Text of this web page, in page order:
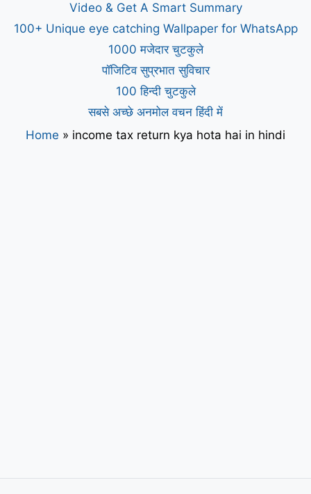
Video & Get A Smart Summary
100+ Unique eye catching Wallpaper for WhatsApp
1000 मजेदार चुटकुले
पॉजिटिव सुप्रभात सुविचार
100 हिन्दी चुटकुले
सबसे अच्छे अनमोल वचन हिंदी में
Home » income tax return kya hota hai in hindi